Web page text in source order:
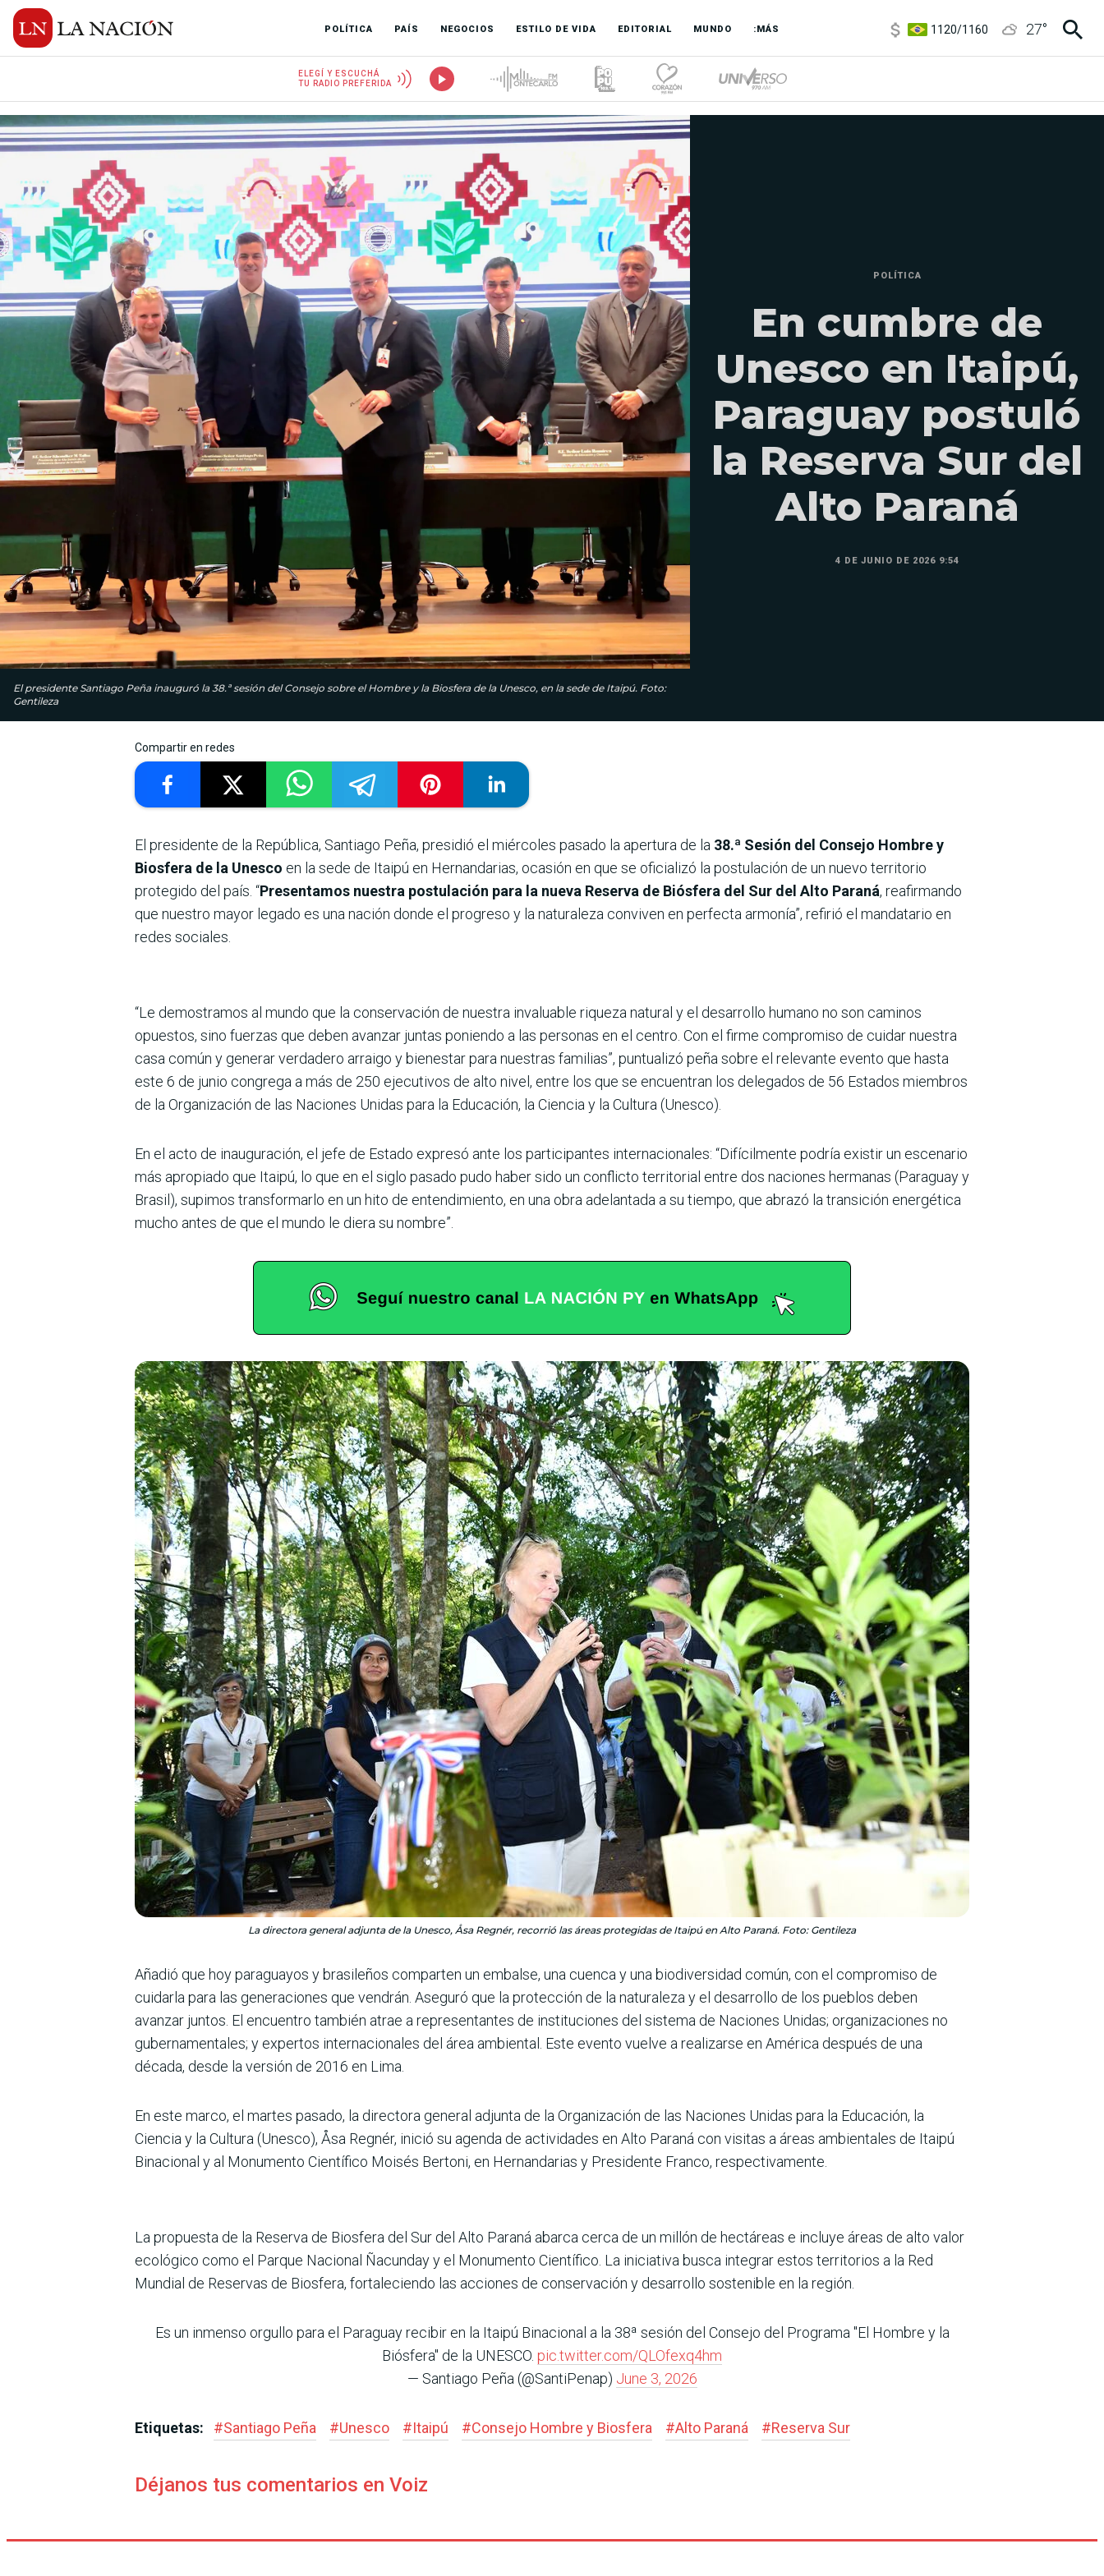
POLÍTICA PAÍS NEGOCIOS ESTILO DE VIDA EDITORIAL MUNDO :MÁS
3,6/3,9
27°
ELEGÍ Y ESCUCHÁ
TU RADIO PREFERIDA
El presidente Santiago Peña inauguró la 38.ª sesión del Consejo sobre el Hombre y la Biosfera de la Unesco, en la sede de Itaipú. Foto:
Gentileza
POLÍTICA
En cumbre de
Unesco en Itaipú,
Paraguay postuló
la Reserva Sur del
Alto Paraná
4 DE JUNIO DE 2026 9:54
Compartir en redes
El presidente de la República, Santiago Peña, presidió el miércoles pasado la apertura de la 38.ª Sesión del Consejo Hombre y
Biosfera de la Unesco en la sede de Itaipú en Hernandarias, ocasión en que se oficializó la postulación de un nuevo territorio
protegido del país. “Presentamos nuestra postulación para la nueva Reserva de Biósfera del Sur del Alto Paraná, reafirmando
que nuestro mayor legado es una nación donde el progreso y la naturaleza conviven en perfecta armonía”, refirió el mandatario en
redes sociales.
“Le demostramos al mundo que la conservación de nuestra invaluable riqueza natural y el desarrollo humano no son caminos
opuestos, sino fuerzas que deben avanzar juntas poniendo a las personas en el centro. Con el firme compromiso de cuidar nuestra
casa común y generar verdadero arraigo y bienestar para nuestras familias”, puntualizó peña sobre el relevante evento que hasta
este 6 de junio congrega a más de 250 ejecutivos de alto nivel, entre los que se encuentran los delegados de 56 Estados miembros
de la Organización de las Naciones Unidas para la Educación, la Ciencia y la Cultura (Unesco).
En el acto de inauguración, el jefe de Estado expresó ante los participantes internacionales: “Difícilmente podría existir un escenario
más apropiado que Itaipú, lo que en el siglo pasado pudo haber sido un conflicto territorial entre dos naciones hermanas (Paraguay y
Brasil), supimos transformarlo en un hito de entendimiento, en una obra adelantada a su tiempo, que abrazó la transición energética
mucho antes de que el mundo le diera su nombre”.
La directora general adjunta de la Unesco, Åsa Regnér, recorrió las áreas protegidas de Itaipú en Alto Paraná. Foto: Gentileza
Añadió que hoy paraguayos y brasileños comparten un embalse, una cuenca y una biodiversidad común, con el compromiso de
cuidarla para las generaciones que vendrán. Aseguró que la protección de la naturaleza y el desarrollo de los pueblos deben
avanzar juntos. El encuentro también atrae a representantes de instituciones del sistema de Naciones Unidas; organizaciones no
gubernamentales; y expertos internacionales del área ambiental. Este evento vuelve a realizarse en América después de una
década, desde la versión de 2016 en Lima.
En este marco, el martes pasado, la directora general adjunta de la Organización de las Naciones Unidas para la Educación, la
Ciencia y la Cultura (Unesco), Åsa Regnér, inició su agenda de actividades en Alto Paraná con visitas a áreas ambientales de Itaipú
Binacional y al Monumento Científico Moisés Bertoni, en Hernandarias y Presidente Franco, respectivamente.
La propuesta de la Reserva de Biosfera del Sur del Alto Paraná abarca cerca de un millón de hectáreas e incluye áreas de alto valor
ecológico como el Parque Nacional Ñacunday y el Monumento Científico. La iniciativa busca integrar estos territorios a la Red
Mundial de Reservas de Biosfera, fortaleciendo las acciones de conservación y desarrollo sostenible en la región.
Es un inmenso orgullo para el Paraguay recibir en la Itaipú Binacional a la 38ª sesión del Consejo del Programa "El Hombre y la
Biósfera" de la UNESCO. pic.twitter.com/QLOfexq4hm
— Santiago Peña (@SantiPenap) June 3, 2026
Etiquetas: #Santiago Peña #Unesco #Itaipú #Consejo Hombre y Biosfera #Alto Paraná #Reserva Sur
Déjanos tus comentarios en Voiz